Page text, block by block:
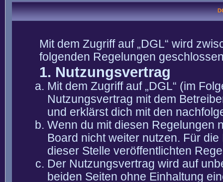
Mit dem Zugriff auf „DGL“ wird
folgenden Regelungen
1. Nutzungsvertrag
Mit dem Zugriff auf „DGL“ (im
Nutzungsvertrag mit dem
und erklärst dich mit den
Wenn du mit diesen Regelungen
Board nicht weiter nutzen. Für
dieser Stelle veröffentlichten
Der Nutzungsvertrag wird auf
beiden Seiten ohne Einhaltung